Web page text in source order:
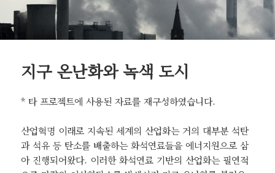
지구 온난화와 녹색 도시
* 타 프로젝트에 사용된 자료를 재구성하였습니다.
산업혁명 이래로 지속된 세계의 산업화는 거의 대부분 석탄
과 석유 등 탄소를 배출하는 화석연료들을 에너지원으로 삼
아 진행되어왔다. 이러한 화석연료 기반의 산업화는 필연적